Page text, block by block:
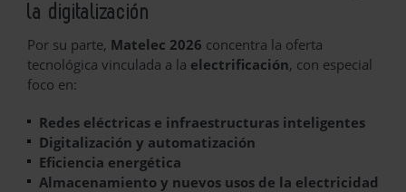
la digitalización
Por su parte, Matelec 2026 concentra la oferta
tecnológica vinculada a la electrificación, con especial
foco en:
Redes eléctricas e infraestructuras inteligentes
Digitalización y automatización
Eficiencia energética
Almacenamiento y nuevos usos de la electricidad